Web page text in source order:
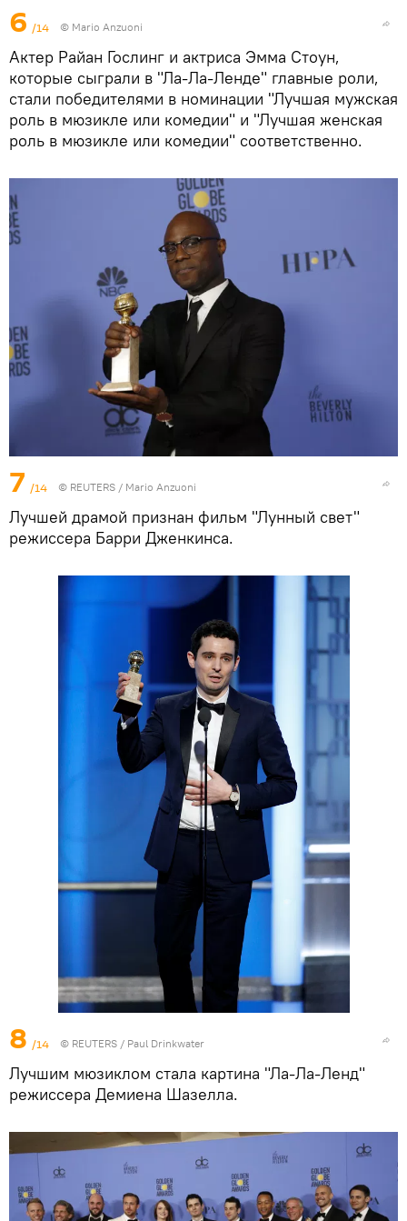
6 /14 © Mario Anzuoni
Актер Райан Гослинг и актриса Эмма Стоун,
которые сыграли в "Ла-Ла-Ленде" главные роли,
стали победителями в номинации "Лучшая мужская
роль в мюзикле или комедии" и "Лучшая женская
роль в мюзикле или комедии" соответственно.
7 /14 © REUTERS / Mario Anzuoni
Лучшей драмой признан фильм "Лунный свет"
режиссера Барри Дженкинса.
8 /14 © REUTERS / Paul Drinkwater
Лучшим мюзиклом стала картина "Ла-Ла-Ленд"
режиссера Демиена Шазелла.